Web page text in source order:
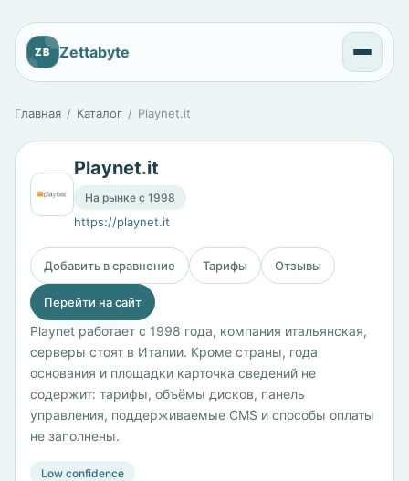
ZB Zettabyte
Главная Каталог Playnet.it
Playnet.it
На рынке с 1998
https://playnet.it
Добавить в сравнение Тарифы Отзывы
Перейти на сайт
Playnet работает с 1998 года, компания итальянская,
серверы стоят в Италии. Кроме страны, года
основания и площадки карточка сведений не
содержит: тарифы, объёмы дисков, панель
управления, поддерживаемые CMS и способы оплаты
не заполнены.
Low confidence